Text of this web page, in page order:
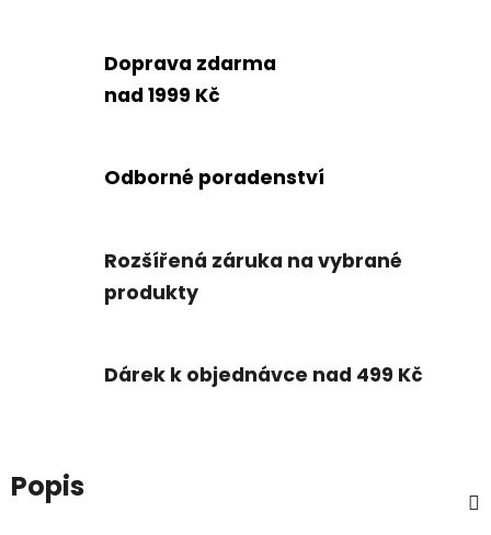
Doprava zdarma
nad 1999 Kč
Odborné poradenství
Rozšířená záruka na vybrané
produkty
Dárek k objednávce nad 499 Kč
Popis